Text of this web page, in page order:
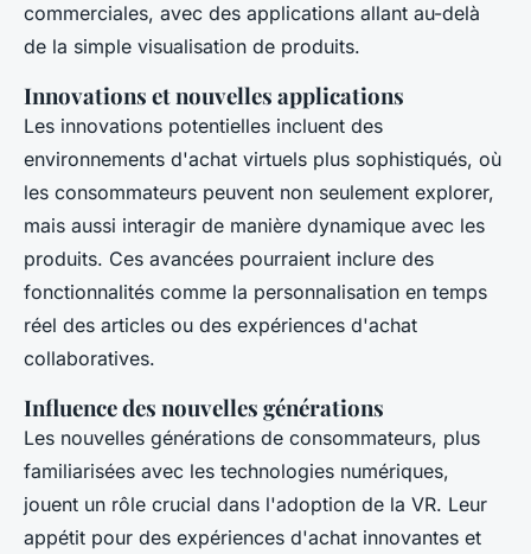
commerciales, avec des applications allant au-delà
de la simple visualisation de produits.
Innovations et nouvelles applications
Les innovations potentielles incluent des
environnements d'achat virtuels plus sophistiqués, où
les consommateurs peuvent non seulement explorer,
mais aussi interagir de manière dynamique avec les
produits. Ces avancées pourraient inclure des
fonctionnalités comme la personnalisation en temps
réel des articles ou des expériences d'achat
collaboratives.
Influence des nouvelles générations
Les nouvelles générations de consommateurs, plus
familiarisées avec les technologies numériques,
jouent un rôle crucial dans l'adoption de la VR. Leur
appétit pour des expériences d'achat innovantes et